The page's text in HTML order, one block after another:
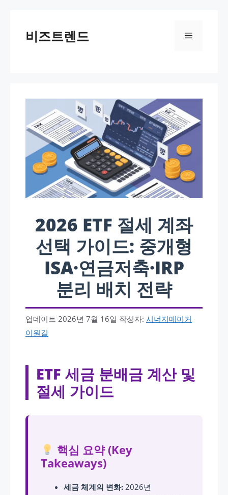
건너뛰기비즈트렌드 메뉴
2026 ETF 절세 계좌
선택 가이드: 중개형
ISA·연금저축·IRP
분리 배치 전략
업데이트 2026년 7월 16일 작성자: 시너지메이커
이원길
ETF 세금 분배금 계산 및
절세 가이드
핵심 요약 (Key
Takeaways)
세금 체계의 변화: 2026년